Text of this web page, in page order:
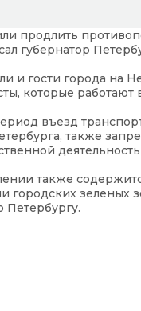
продлить
губернатор
и гости города на
которые работают
въезд
также
также
городских зеленых
Петербургу.